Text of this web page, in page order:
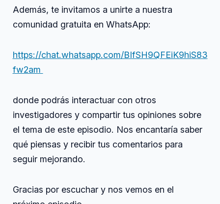
Además, te invitamos a unirte a nuestra
comunidad gratuita en WhatsApp:
⁠⁠⁠⁠https://chat.whatsapp.com/BIfSH9QFEiK9hiS83
fw2am⁠ ⁠⁠⁠
donde podrás interactuar con otros
investigadores y compartir tus opiniones sobre
el tema de este episodio. Nos encantaría saber
qué piensas y recibir tus comentarios para
seguir mejorando.
Gracias por escuchar y nos vemos en el